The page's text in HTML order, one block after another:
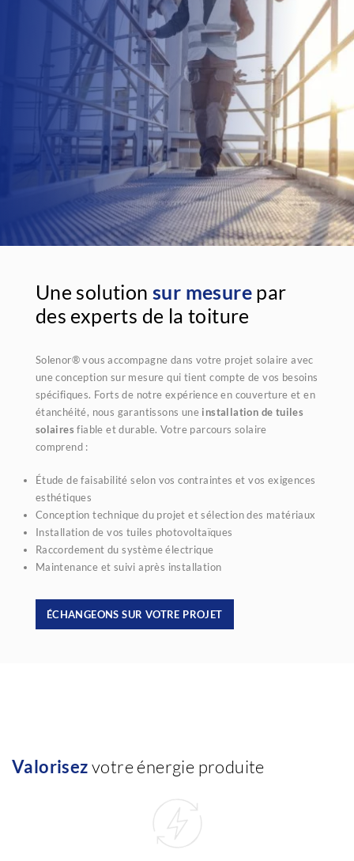
Une solution sur mesure par
des experts de la toiture
Solenor® vous accompagne dans votre projet solaire avec
une conception sur mesure qui tient compte de vos besoins
spécifiques. Forts de notre expérience en couverture et en
étanchéité, nous garantissons une installation de tuiles
solaires fiable et durable. Votre parcours solaire
comprend :
Étude de faisabilité selon vos contraintes et vos exigences
esthétiques
Conception technique du projet et sélection des matériaux
Installation de vos tuiles photovoltaïques
Raccordement du système électrique
Maintenance et suivi après installation
ÉCHANGEONS SUR VOTRE PROJET
Valorisezvotre énergie produite